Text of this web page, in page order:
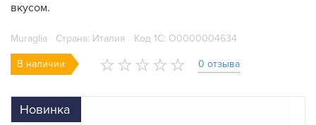
вкусом.
Muraglia Страна: Италия Код 1С: О0000004634
В наличии 0 отзыва
Новинка